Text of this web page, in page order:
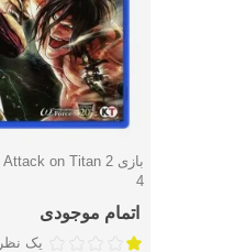
دوست داشتن
4
اتمام موجودی
یک نظر